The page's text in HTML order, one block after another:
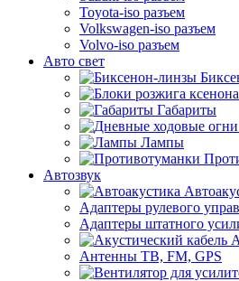
Toyota-iso разъем
Volkswagen-iso разъем
Volvo-iso разъем
Авто свет
Габариты
Лампы
Автозвук
Адаптеры рулевого
Адаптеры штатного
Антенны ТВ, FM, GPS